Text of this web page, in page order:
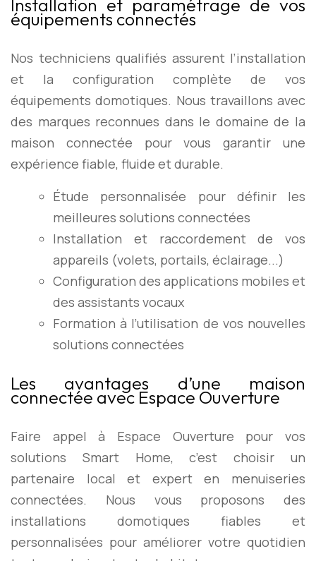
Installation et paramétrage de vos
équipements connectés
Nos techniciens qualifiés assurent l’installation
et la configuration complète de vos
équipements domotiques. Nous travaillons avec
des marques reconnues dans le domaine de la
maison connectée pour vous garantir une
expérience fiable, fluide et durable.
Étude personnalisée pour définir les
meilleures solutions connectées
Installation et raccordement de vos
appareils (volets, portails, éclairage...)
Configuration des applications mobiles et
des assistants vocaux
Formation à l’utilisation de vos nouvelles
solutions connectées
Les avantages d’une maison
connectée avec Espace Ouverture
Faire appel à Espace Ouverture pour vos
solutions Smart Home, c’est choisir un
partenaire local et expert en menuiseries
connectées. Nous vous proposons des
installations domotiques fiables et
personnalisées pour améliorer votre quotidien